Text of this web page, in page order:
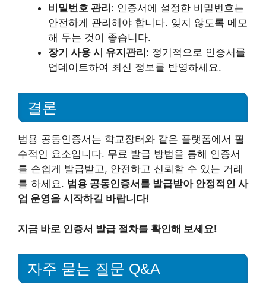
비밀번호 관리 : 인증서에 설정한 비밀번호는
안전하게 관리해야 합니다. 잊지 않도록 메모
해 두는 것이 좋습니다.
장기 사용 시 유지관리 : 정기적으로 인증서를
업데이트하여 최신 정보를 반영하세요.
결론
범용 공동인증서는 학교장터와 같은 플랫폼에서 필
수적인 요소입니다. 무료 발급 방법을 통해 인증서
를 손쉽게 발급받고, 안전하고 신뢰할 수 있는 거래
를 하세요. 범용 공동인증서를 발급받아 안정적인 사
업 운영을 시작하길 바랍니다!
지금 바로 인증서 발급 절차를 확인해 보세요!
자주 묻는 질문 Q&A